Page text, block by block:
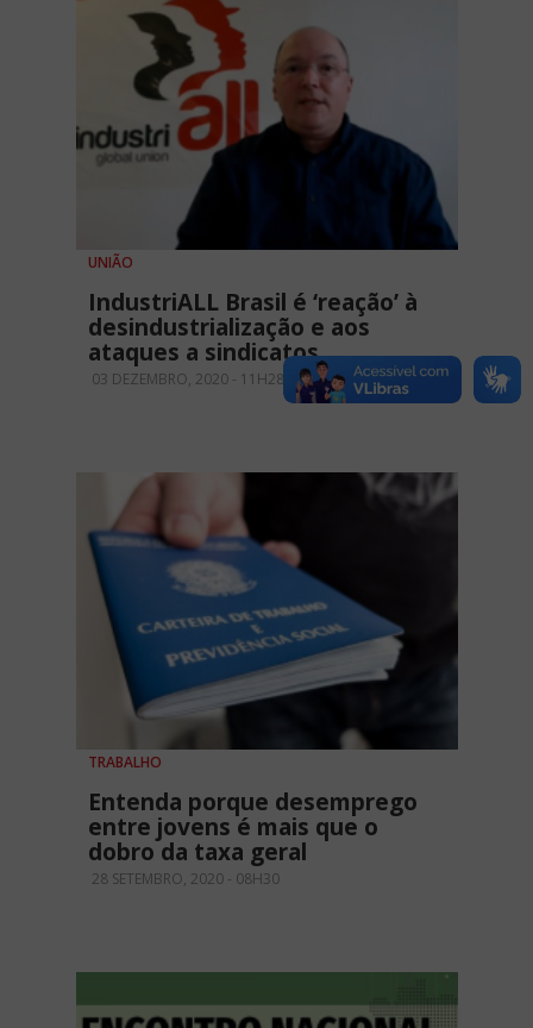
UNIÃO
IndustriALL Brasil é ‘reação’ à
desindustrialização e aos
ataques a sindicatos
03 DEZEMBRO, 2020 - 11H28
TRABALHO
Entenda porque desemprego
entre jovens é mais que o
dobro da taxa geral
28 SETEMBRO, 2020 - 08H30